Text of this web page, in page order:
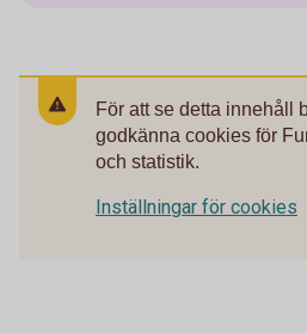
För att se detta innehåll
godkänna cookies för
och statistik.
Inställningar för cookies